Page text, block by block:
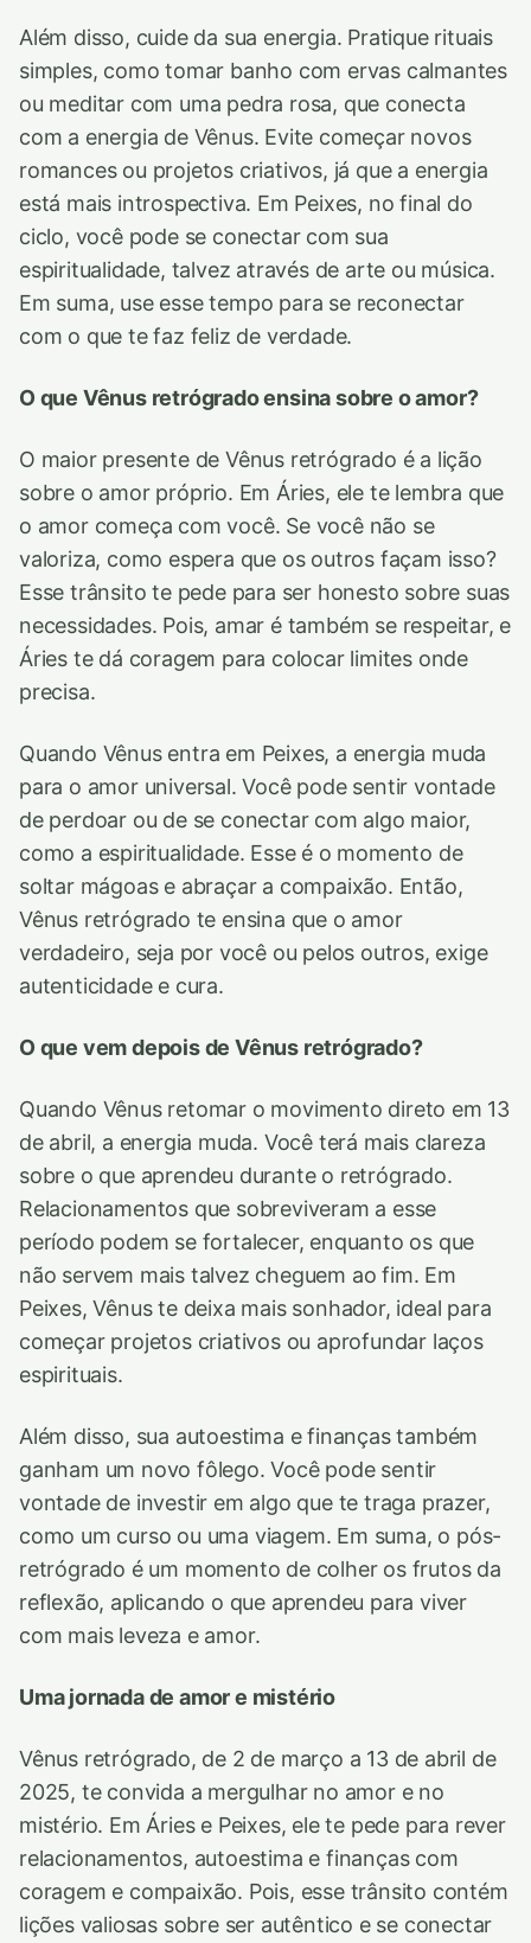
Além disso, cuide da sua energia. Pratique rituais
simples, como tomar banho com ervas calmantes
ou meditar com uma pedra rosa, que conecta
com a energia de Vênus. Evite começar novos
romances ou projetos criativos, já que a energia
está mais introspectiva. Em Peixes, no final do
ciclo, você pode se conectar com sua
espiritualidade, talvez através de arte ou música.
Em suma, use esse tempo para se reconectar
com o que te faz feliz de verdade.
O que Vênus retrógrado ensina sobre o amor?
O maior presente de Vênus retrógrado é a lição
sobre o amor próprio. Em Áries, ele te lembra que
o amor começa com você. Se você não se
valoriza, como espera que os outros façam isso?
Esse trânsito te pede para ser honesto sobre suas
necessidades. Pois, amar é também se respeitar, e
Áries te dá coragem para colocar limites onde
precisa.
Quando Vênus entra em Peixes, a energia muda
para o amor universal. Você pode sentir vontade
de perdoar ou de se conectar com algo maior,
como a espiritualidade. Esse é o momento de
soltar mágoas e abraçar a compaixão. Então,
Vênus retrógrado te ensina que o amor
verdadeiro, seja por você ou pelos outros, exige
autenticidade e cura.
O que vem depois de Vênus retrógrado?
Quando Vênus retomar o movimento direto em 13
de abril, a energia muda. Você terá mais clareza
sobre o que aprendeu durante o retrógrado.
Relacionamentos que sobreviveram a esse
período podem se fortalecer, enquanto os que
não servem mais talvez cheguem ao fim. Em
Peixes, Vênus te deixa mais sonhador, ideal para
começar projetos criativos ou aprofundar laços
espirituais.
Além disso, sua autoestima e finanças também
ganham um novo fôlego. Você pode sentir
vontade de investir em algo que te traga prazer,
como um curso ou uma viagem. Em suma, o pós-
retrógrado é um momento de colher os frutos da
reflexão, aplicando o que aprendeu para viver
com mais leveza e amor.
Uma jornada de amor e mistério
Vênus retrógrado, de 2 de março a 13 de abril de
2025, te convida a mergulhar no amor e no
mistério. Em Áries e Peixes, ele te pede para rever
relacionamentos, autoestima e finanças com
coragem e compaixão. Pois, esse trânsito contém
lições valiosas sobre ser autêntico e se conectar